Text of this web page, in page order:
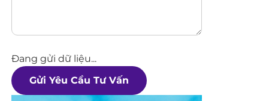
Đang gửi dữ liệu...
Gửi Yêu Cầu Tư Vấn